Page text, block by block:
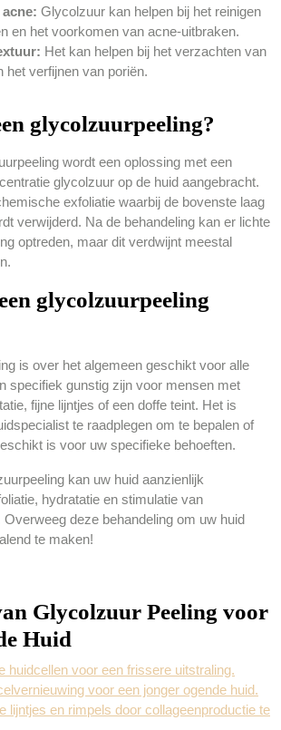
Glycolzuur kan helpen bij het reinigen
en het voorkomen van acne-uitbraken.
Het kan helpen bij het verzachten van
het verfijnen van poriën.
glycolzuurpeeling?
wordt een oplossing met een
glycolzuur op de huid aangebracht.
exfoliatie waarbij de bovenste laag
verwijderd. Na de behandeling kan er lichte
optreden, maar dit verdwijnt meestal
glycolzuurpeeling
is over het algemeen geschikt voor alle
specifiek gunstig zijn voor mensen met
fijne lijntjes of een doffe teint. Het is
te raadplegen om te bepalen of
is voor uw specifieke behoeften.
kan uw huid aanzienlijk
hydratatie en stimulatie van
deze behandeling om uw huid
te maken!
Glycolzuur Peeling voor
Huid
huidcellen voor een frissere uitstraling.
voor een jonger ogende huid.
lijntjes en rimpels door collageenproductie te